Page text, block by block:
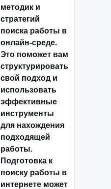
методик и
стратегий
поиска работы в
онлайн-среде.
Это поможет вам
структурировать
свой подход и
использовать
эффективные
инструменты
для нахождения
подходящей
работы.
Подготовка к
поиску работы в
интернете может